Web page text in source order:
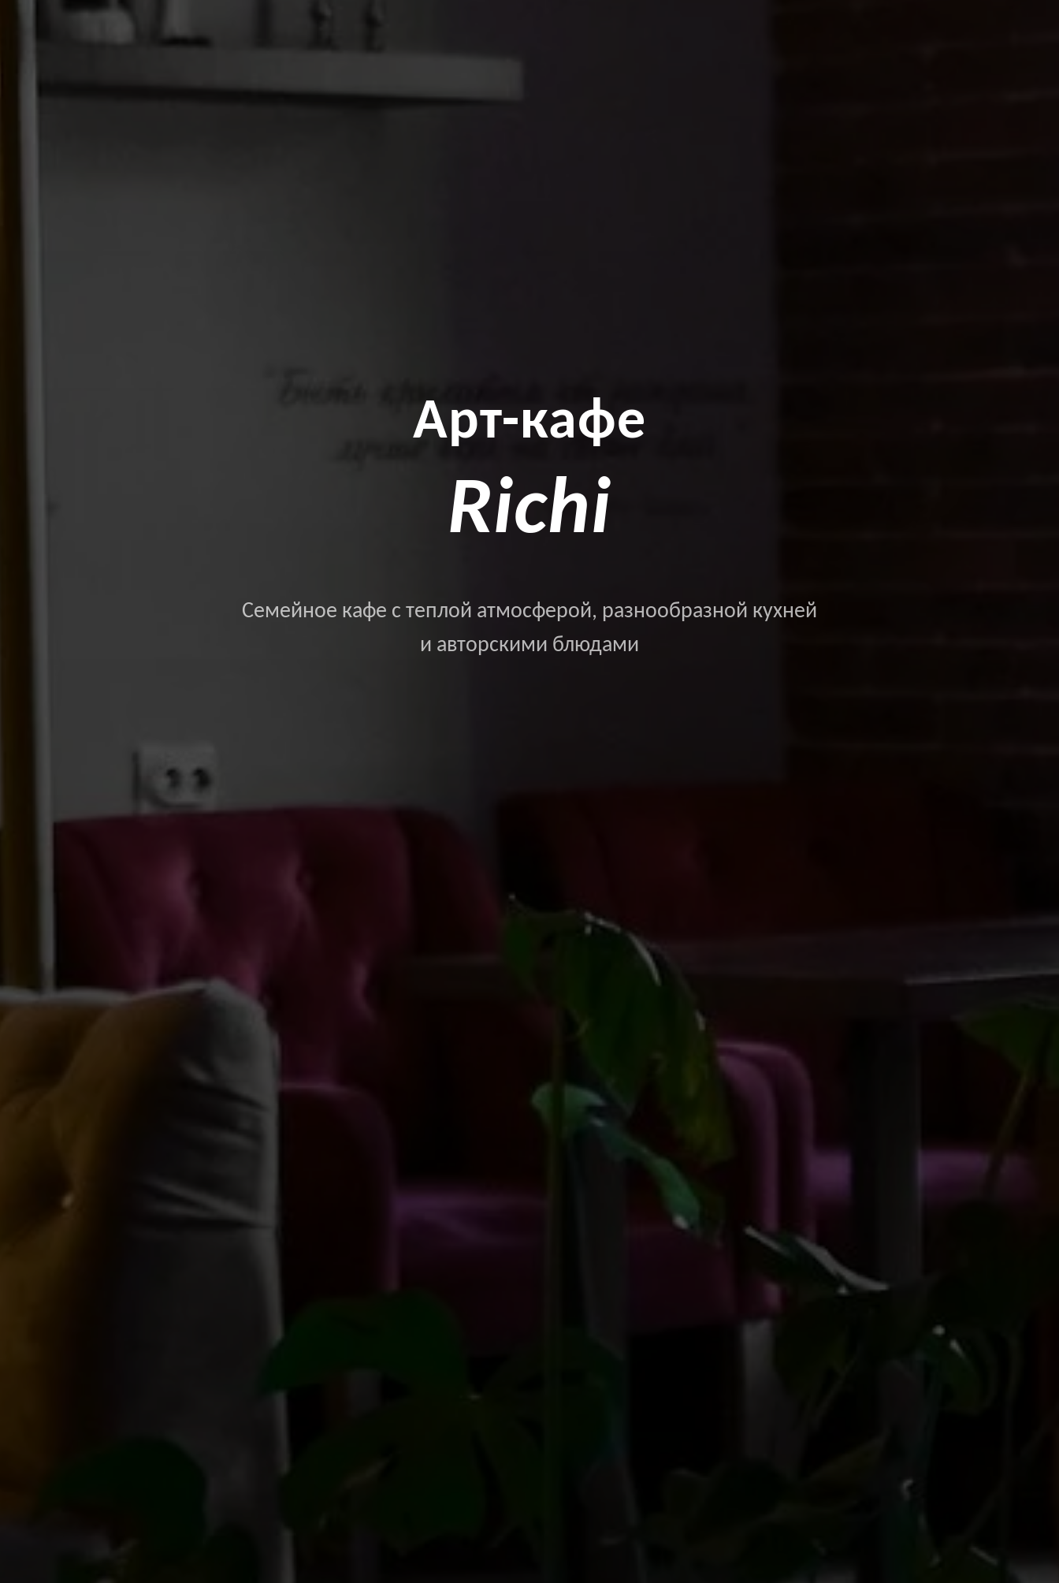
Арт-кафе
Richi
Семейное кафе с теплой атмосферой, разнообразной кухней
и авторскими блюдами